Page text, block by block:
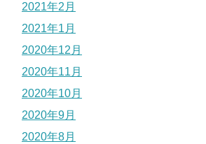
2021年2月
2021年1月
2020年12月
2020年11月
2020年10月
2020年9月
2020年8月